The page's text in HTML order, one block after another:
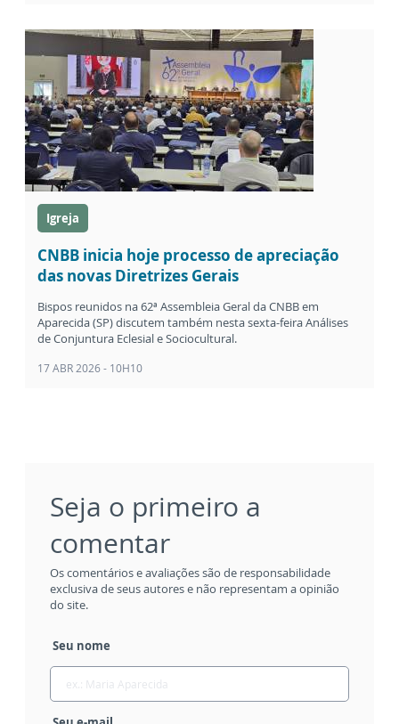
Igreja
CNBB inicia hoje processo de apreciação
das novas Diretrizes Gerais
Bispos reunidos na 62ª Assembleia Geral da CNBB em
Aparecida (SP) discutem também nesta sexta-feira Análises
de Conjuntura Eclesial e Sociocultural.
17 ABR 2026 - 10H10
Seja o primeiro a
comentar
Os comentários e avaliações são de responsabilidade
exclusiva de seus autores e não representam a opinião
do site.
Seu nome